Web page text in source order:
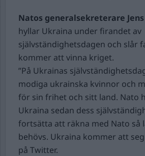
Natos generalsekreterare
hyllar Ukraina under firandet av
självständighetsdagen och slår
kommer att vinna kriget.
”På Ukrainas
modiga ukrainska kvinnor och
för sin frihet och sitt land. Nato
Ukraina sedan dess
fortsätta att räkna med Nato så
behövs. Ukraina kommer att
på Twitter.